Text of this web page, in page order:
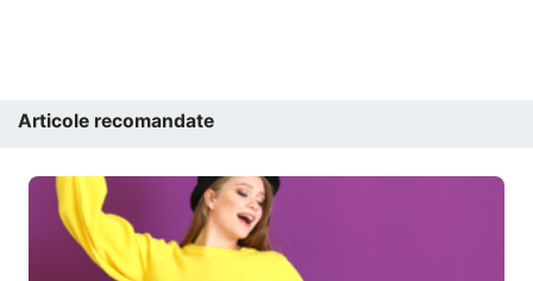
Articole recomandate